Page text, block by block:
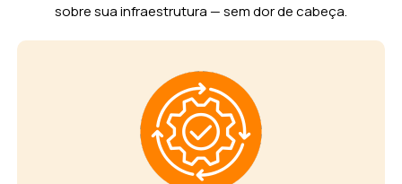
sobre sua infraestrutura — sem dor de cabeça.